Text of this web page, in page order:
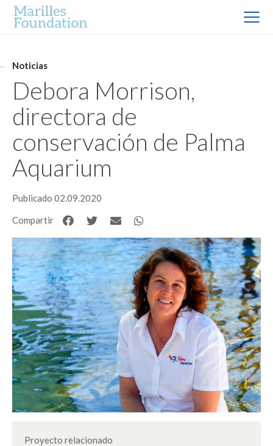
Noticias
Debora Morrison,
directora de
conservación de Palma
Aquarium
Publicado 02.09.2020
Compartir
Proyecto relacionado